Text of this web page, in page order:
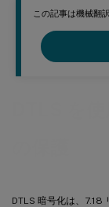
この記事は機械翻
DTLS 暗号化は、7.18